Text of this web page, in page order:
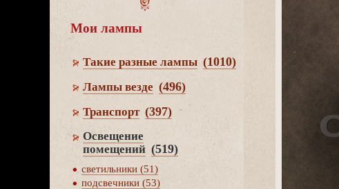
Мои лампы
Такие разные лампы (1010)
Лампы везде (496)
Транспорт (397)
Освещение
помещений (519)
светильники (51)
подсвечники (53)